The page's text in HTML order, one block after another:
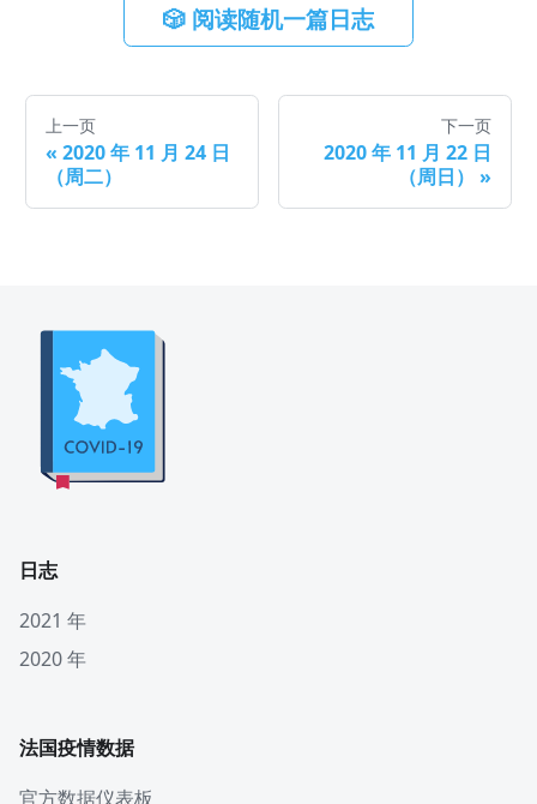
🎲 阅读随机一篇日志
上一页
« 2020 年 11 月 24 日
（周二）
下一页
2020 年 11 月 22 日
（周日）
»
日志
2021 年
2020 年
法国疫情数据
官方数据仪表板